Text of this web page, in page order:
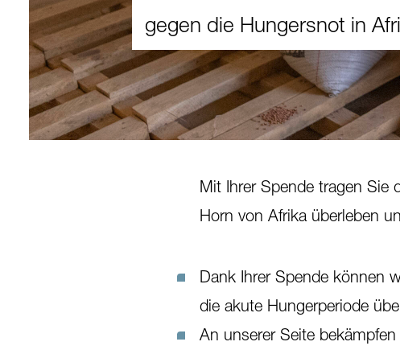
gegen die Hungersnot in
Mit Ihrer Spende tragen Sie
Horn von Afrika überleben
Dank Ihrer Spende können
die akute Hungerperiode
An unserer Seite